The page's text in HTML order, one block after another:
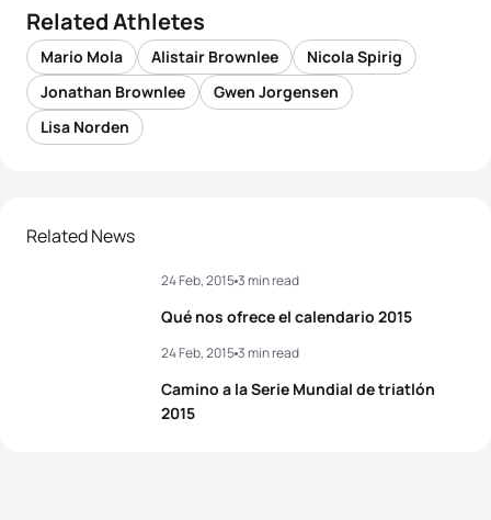
Related Athletes
Mario Mola Alistair Brownlee
Nicola Spirig
Jonathan Brownlee
Gwen Jorgensen
Lisa Norden
Related News
Qué nos ofrece el calendario 2015
24 Feb, 20153 min read
Camino a la Serie Mundial de triatlón
2015
24 Feb, 20153 min read